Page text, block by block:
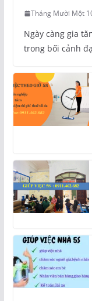
Tháng Mười Một
Ngày càng gia
trong bối cảnh